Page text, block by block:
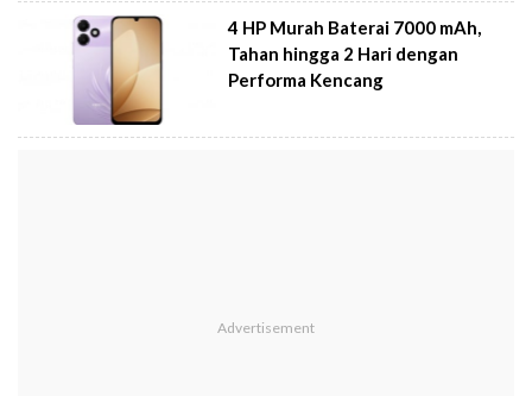
4 HP Murah Baterai 7000 mAh,
Tahan hingga 2 Hari dengan
Performa Kencang